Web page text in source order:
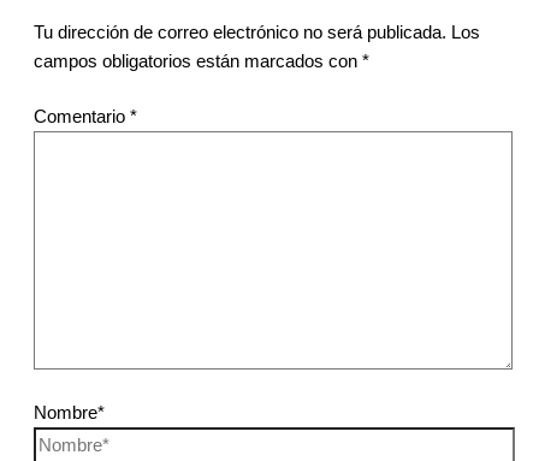
Tu dirección de correo electrónico no será publicada. Los
campos obligatorios están marcados con *
Comentario *
Nombre*